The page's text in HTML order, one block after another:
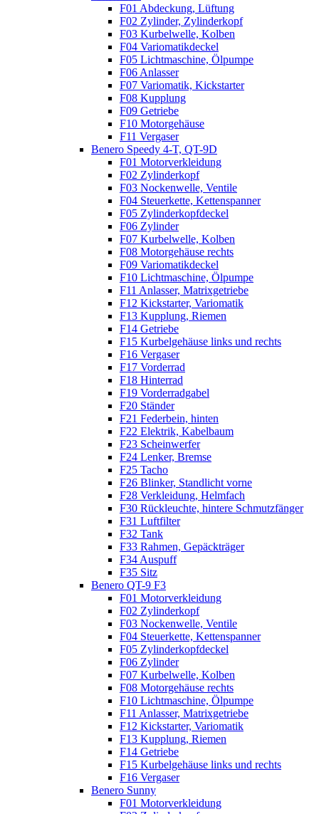
F01 Abdeckung, Lüftung
F02 Zylinder, Zylinderkopf
F03 Kurbelwelle, Kolben
F04 Variomatikdeckel
F05 Lichtmaschine, Ölpumpe
F06 Anlasser
F07 Variomatik, Kickstarter
F08 Kupplung
F09 Getriebe
F10 Motorgehäuse
F11 Vergaser
Benero Speedy 4-T, QT-9D
F01 Motorverkleidung
F02 Zylinderkopf
F03 Nockenwelle, Ventile
F04 Steuerkette, Kettenspanner
F05 Zylinderkopfdeckel
F06 Zylinder
F07 Kurbelwelle, Kolben
F08 Motorgehäuse rechts
F09 Variomatikdeckel
F10 Lichtmaschine, Ölpumpe
F11 Anlasser, Matrixgetriebe
F12 Kickstarter, Variomatik
F13 Kupplung, Riemen
F14 Getriebe
F15 Kurbelgehäuse links und rechts
F16 Vergaser
F17 Vorderrad
F18 Hinterrad
F19 Vorderradgabel
F20 Ständer
F21 Federbein, hinten
F22 Elektrik, Kabelbaum
F23 Scheinwerfer
F24 Lenker, Bremse
F25 Tacho
F26 Blinker, Standlicht vorne
F28 Verkleidung, Helmfach
F30 Rückleuchte, hintere Schmutzfänger
F31 Luftfilter
F32 Tank
F33 Rahmen, Gepäckträger
F34 Auspuff
F35 Sitz
Benero QT-9 F3
F01 Motorverkleidung
F02 Zylinderkopf
F03 Nockenwelle, Ventile
F04 Steuerkette, Kettenspanner
F05 Zylinderkopfdeckel
F06 Zylinder
F07 Kurbelwelle, Kolben
F08 Motorgehäuse rechts
F10 Lichtmaschine, Ölpumpe
F11 Anlasser, Matrixgetriebe
F12 Kickstarter, Variomatik
F13 Kupplung, Riemen
F14 Getriebe
F15 Kurbelgehäuse links und rechts
F16 Vergaser
Benero Sunny
F01 Motorverkleidung